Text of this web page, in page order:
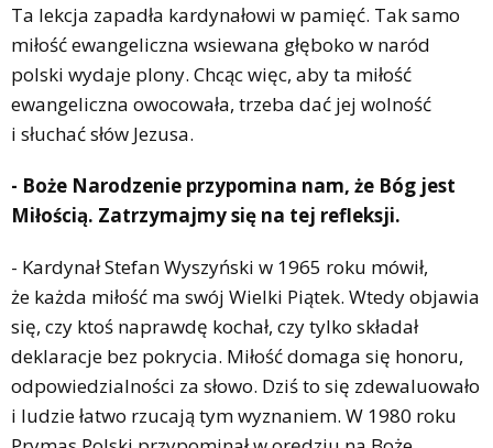
Ta lekcja zapadła kardynałowi w pamięć. Tak samo
miłość ewangeliczna wsiewana głęboko w naród
polski wydaje plony. Chcąc więc, aby ta miłość
ewangeliczna owocowała, trzeba dać jej wolność
i słuchać słów Jezusa.
- Boże Narodzenie przypomina nam, że Bóg jest
Miłością. Zatrzymajmy się na tej refleksji.
- Kardynał Stefan Wyszyński w 1965 roku mówił,
że każda miłość ma swój Wielki Piątek. Wtedy objawia
się, czy ktoś naprawdę kochał, czy tylko składał
deklaracje bez pokrycia. Miłość domaga się honoru,
odpowiedzialności za słowo. Dziś to się zdewaluowało
i ludzie łatwo rzucają tym wyznaniem. W 1980 roku